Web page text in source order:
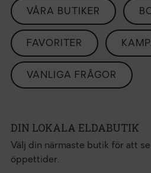
VÅRA BUTIKER
FAVORITER
VANLIGA FRÅGOR
DIN LOKALA ELDABUTIK
Välj din närmaste butik för att
öppettider.